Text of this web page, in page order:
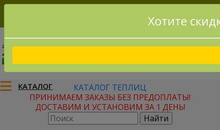
8(915)795-56-02
КАТАЛОГ
КАТАЛОГ ТЕПЛИЦ
ПРИНИМАЕМ ЗАКАЗЫ БЕЗ ПРЕДОПЛАТЫ!
ДОСТАВИМ И УСТАНОВИМ ЗА 1 ДЕНЬ!
Хотите